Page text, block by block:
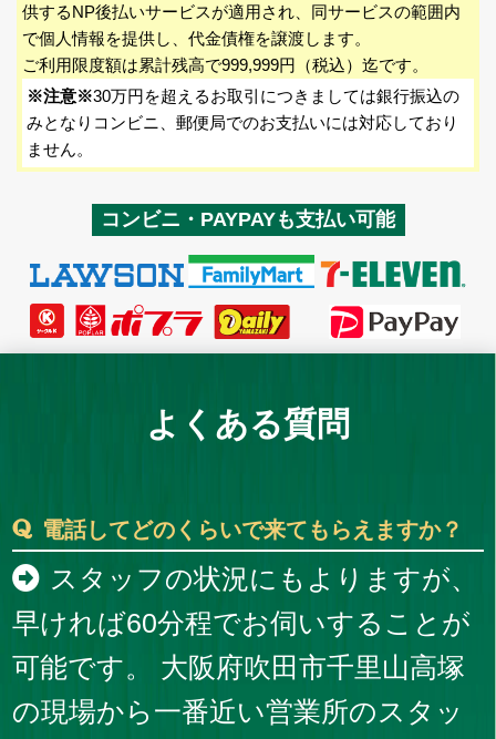
供するNP後払いサービスが適用され、同サービスの範囲内
で個人情報を提供し、代金債権を譲渡します。
ご利用限度額は累計残高で999,999円（税込）迄です。
※注意※30万円を超えるお取引につきましては銀行振込の
みとなりコンビニ、郵便局でのお支払いには対応しており
ません。
コンビニ・PAYPAYも支払い可能
よくある質問
電話してどのくらいで来てもらえますか？
スタッフの状況にもよりますが、
早ければ60分程でお伺いすることが
可能です。 大阪府吹田市千里山高塚
の現場から一番近い営業所のスタッ